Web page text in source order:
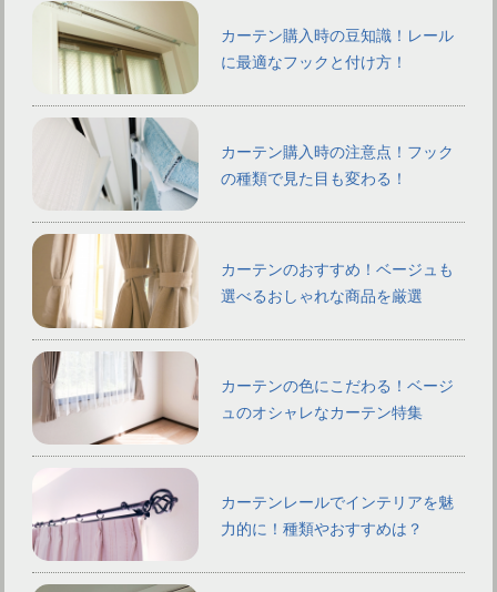
カーテン購入時の豆知識！レール
に最適なフックと付け方！
カーテン購入時の注意点！フック
の種類で見た目も変わる！
カーテンのおすすめ！ベージュも
選べるおしゃれな商品を厳選
カーテンの色にこだわる！ベージ
ュのオシャレなカーテン特集
カーテンレールでインテリアを魅
力的に！種類やおすすめは？